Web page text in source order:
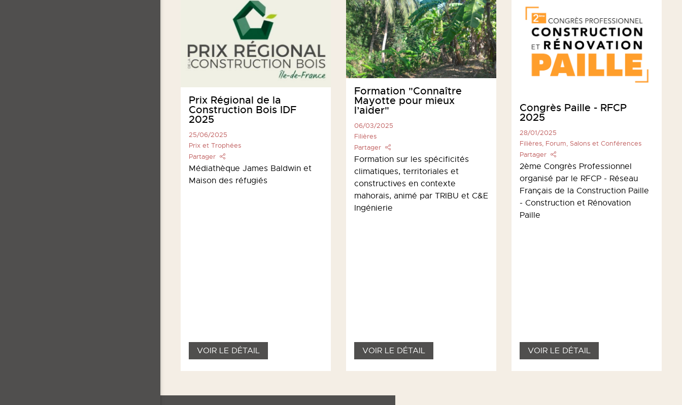
Prix Régional de la
Construction Bois IDF
2025
25/06/2025
Prix et Trophées
Partager
Médiathèque James Baldwin et
Maison des réfugiés
VOIR LE DÉTAIL
Formation "Connaître
Mayotte pour mieux
l’aider"
06/03/2025
Filières
Partager
Formation sur les spécificités
climatiques, territoriales et
constructives en contexte
mahorais, animé par TRIBU et C&E
Ingénierie
VOIR LE DÉTAIL
Congrès Paille - RFCP
2025
28/01/2025
Filières, Forum, Salons et Conférences
Partager
2ème Congrès Professionnel
organisé par le RFCP - Réseau
Français de la Construction Paille
- Construction et Rénovation
Paille
VOIR LE DÉTAIL